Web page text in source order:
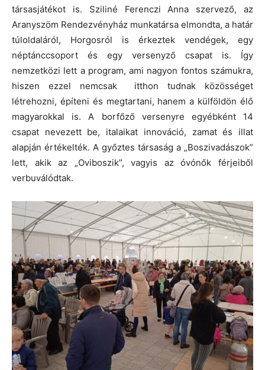
társasjátékot is. Sziliné Ferenczi Anna szervező, az
Aranyszöm Rendezvényház munkatársa elmondta, a határ
túloldaláról, Horgosról is érkeztek vendégek, egy
néptánccsoport és egy versenyző csapat is. Így
nemzetközi lett a program, ami nagyon fontos számukra,
hiszen ezzel nemcsak itthon tudnak közösséget
létrehozni, építeni és megtartani, hanem a külföldön élő
magyarokkal is. A borfőző versenyre egyébként 14
csapat nevezett be, italaikat innováció, zamat és illat
alapján értékelték. A győztes társaság a „Boszivadászok”
lett, akik az „Oviboszik”, vagyis az óvónők férjeiből
verbuválódtak.